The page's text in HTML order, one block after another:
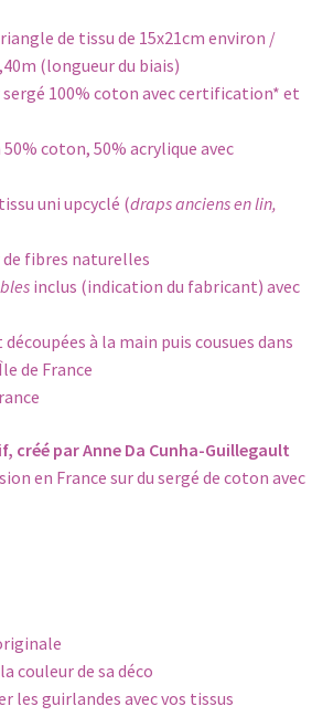
de tissu de 15x21cm environ /
(longueur du biais)
100% coton avec certification* et
coton, 50% acrylique avec
uni upcyclé (draps anciens en lin,
fibres naturelles
inclus (indication du fabricant) avec
à la main puis cousues dans
de France
créé par Anne Da Cunha-Guillegault
en France sur du sergé de coton avec
couleur de sa déco
les guirlandes avec vos tissus